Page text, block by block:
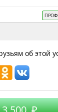
₽
об этой